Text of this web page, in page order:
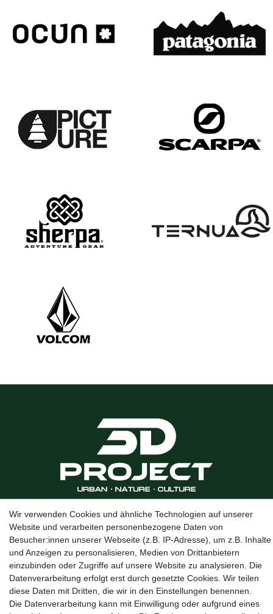
bayreuth.de
Wir verwenden Cookies und ähnliche Technologien auf unserer
Website und verarbeiten personenbezogene Daten von
Besucher:innen unserer Webseite (z.B. IP-Adresse), um z.B. Inhalte
und Anzeigen zu personalisieren, Medien von Drittanbietern
einzubinden oder Zugriffe auf unsere Website zu analysieren. Die
Datenverarbeitung erfolgt erst durch gesetzte Cookies. Wir teilen
diese Daten mit Dritten, die wir in den Einstellungen benennen.
Die Datenverarbeitung kann mit Einwilligung oder aufgrund eines